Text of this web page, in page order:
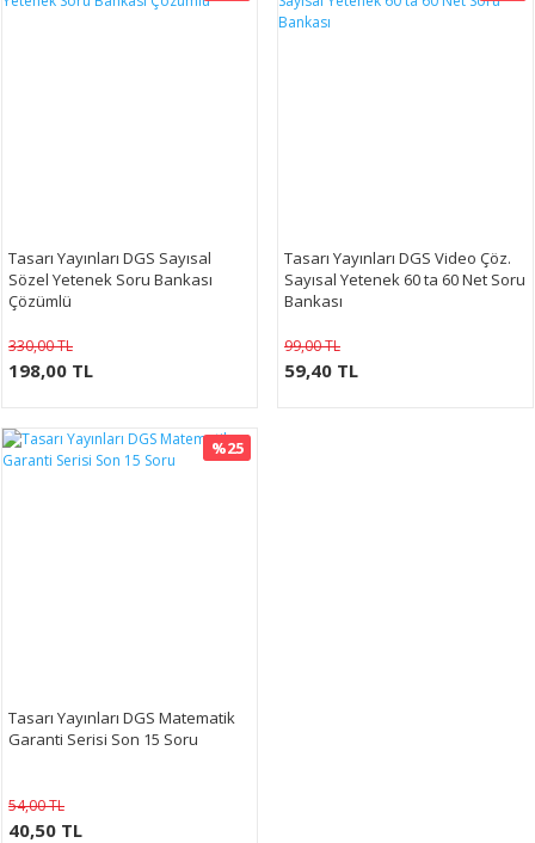
Tasarı Yayınları DGS Sayısal
Sözel Yetenek Soru Bankası
Çözümlü
330,00 TL
198,00 TL
Tasarı Yayınları DGS Video Çöz.
Sayısal Yetenek 60 ta 60 Net Soru
Bankası
99,00 TL
59,40 TL
%25
Tasarı Yayınları DGS Matematik
Garanti Serisi Son 15 Soru
54,00 TL
40,50 TL